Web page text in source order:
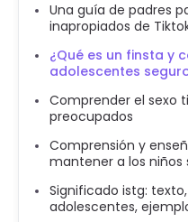
Una guía de padres
inapropiados de
¿Qué es un finsta y
adolescentes
Comprender el sexo
preocupados
Comprensión y
mantener a los niños
Significado istg:
adolescentes,